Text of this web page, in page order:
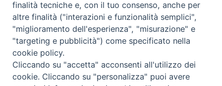
Comunicati Stampa
Il cordoglio dei Vescovi di Puglia per la morte di S.E.R. Mons. Agostino
Superbo
Nasce la Consulta Diocesana delle Aggregazioni Laicali di Castellaneta
finalità tecniche e, con il tuo consenso, anche per
altre finalità ("interazioni e funzionalità semplici",
"miglioramento dell'esperienza", "misurazione" e
"targeting e pubblicità") come specificato nella
cookie policy.
Cliccando su "accetta" acconsenti all'utilizzo dei
cookie. Cliccando su "personalizza" puoi avere